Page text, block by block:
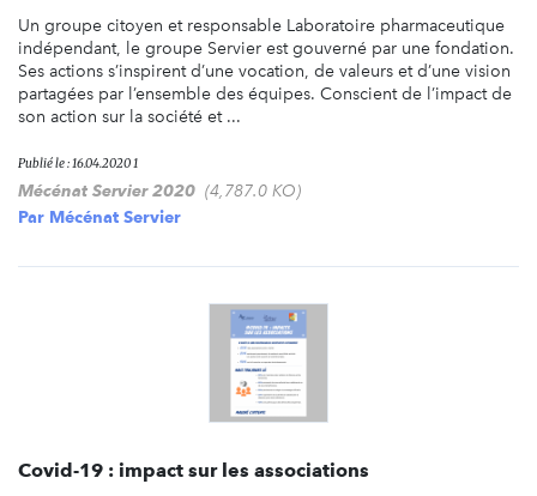
Un groupe citoyen et responsable Laboratoire pharmaceutique
indépendant, le groupe Servier est gouverné par une fondation.
Ses actions s’inspirent d’une vocation, de valeurs et d’une vision
partagées par l’ensemble des équipes. Conscient de l’impact de
son action sur la société et ...
Publié le : 16.04.2020 1
Mécénat Servier 2020 (4,787.0 KO)
Par Mécénat Servier
Covid-19 : impact sur les associations